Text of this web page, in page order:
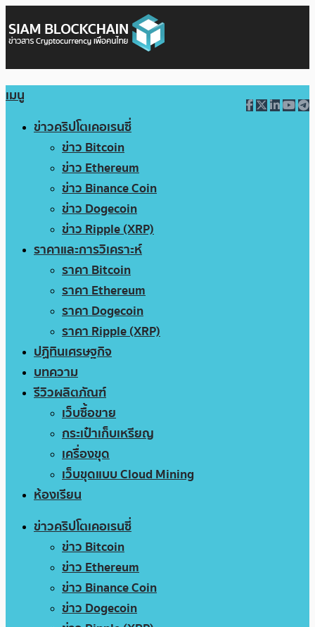
เมนู
ข่าวคริปโตเคอเรนซี่
ข่าว Bitcoin
ข่าว Ethereum
ข่าว Binance Coin
ข่าว Dogecoin
ข่าว Ripple (XRP)
ราคาและการวิเคราะห์
ราคา Bitcoin
ราคา Ethereum
ราคา Dogecoin
ราคา Ripple (XRP)
ปฏิทินเศรษฐกิจ
บทความ
รีวิวผลิตภัณฑ์
เว็บซื้อขาย
กระเป๋าเก็บเหรียญ
เครื่องขุด
เว็บขุดแบบ Cloud Mining
ห้องเรียน
ข่าวคริปโตเคอเรนซี่
ข่าว Bitcoin
ข่าว Ethereum
ข่าว Binance Coin
ข่าว Dogecoin